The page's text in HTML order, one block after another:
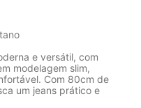
e versátil, com
modelagem slim,
Com 80cm de
um jeans prático e